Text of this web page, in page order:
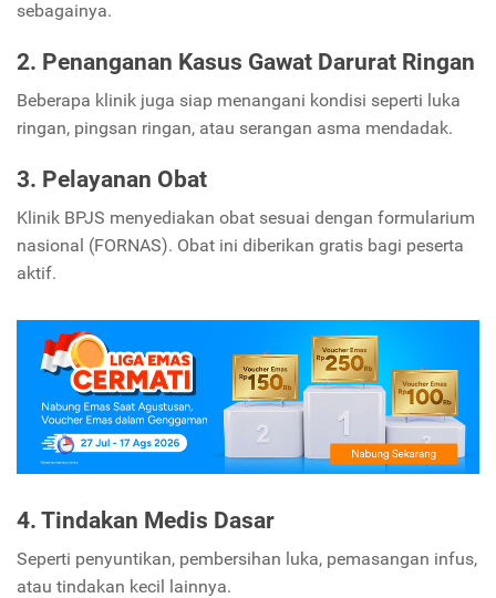
sebagainya.
2. Penanganan Kasus Gawat Darurat Ringan
Beberapa klinik juga siap menangani kondisi seperti luka
ringan, pingsan ringan, atau serangan asma mendadak.
3. Pelayanan Obat
Klinik BPJS menyediakan obat sesuai dengan formularium
nasional (FORNAS). Obat ini diberikan gratis bagi peserta
aktif.
4. Tindakan Medis Dasar
Seperti penyuntikan, pembersihan luka, pemasangan infus,
atau tindakan kecil lainnya.